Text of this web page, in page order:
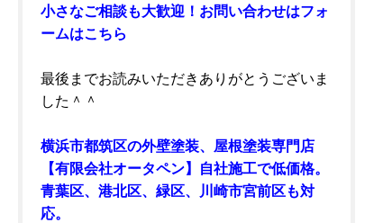
小さなご相談も大歓迎！お問い合わせはフォ
ームはこちら
最後までお読みいただきありがとうございま
した＾＾
横浜市都筑区の外壁塗装、屋根塗装専門店
【有限会社オータペン】自社施工で低価格。
青葉区、港北区、緑区、川崎市宮前区も対
応。